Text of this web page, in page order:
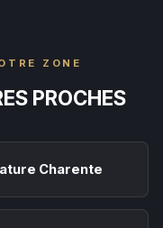
ZONE
PROCHES
Charente